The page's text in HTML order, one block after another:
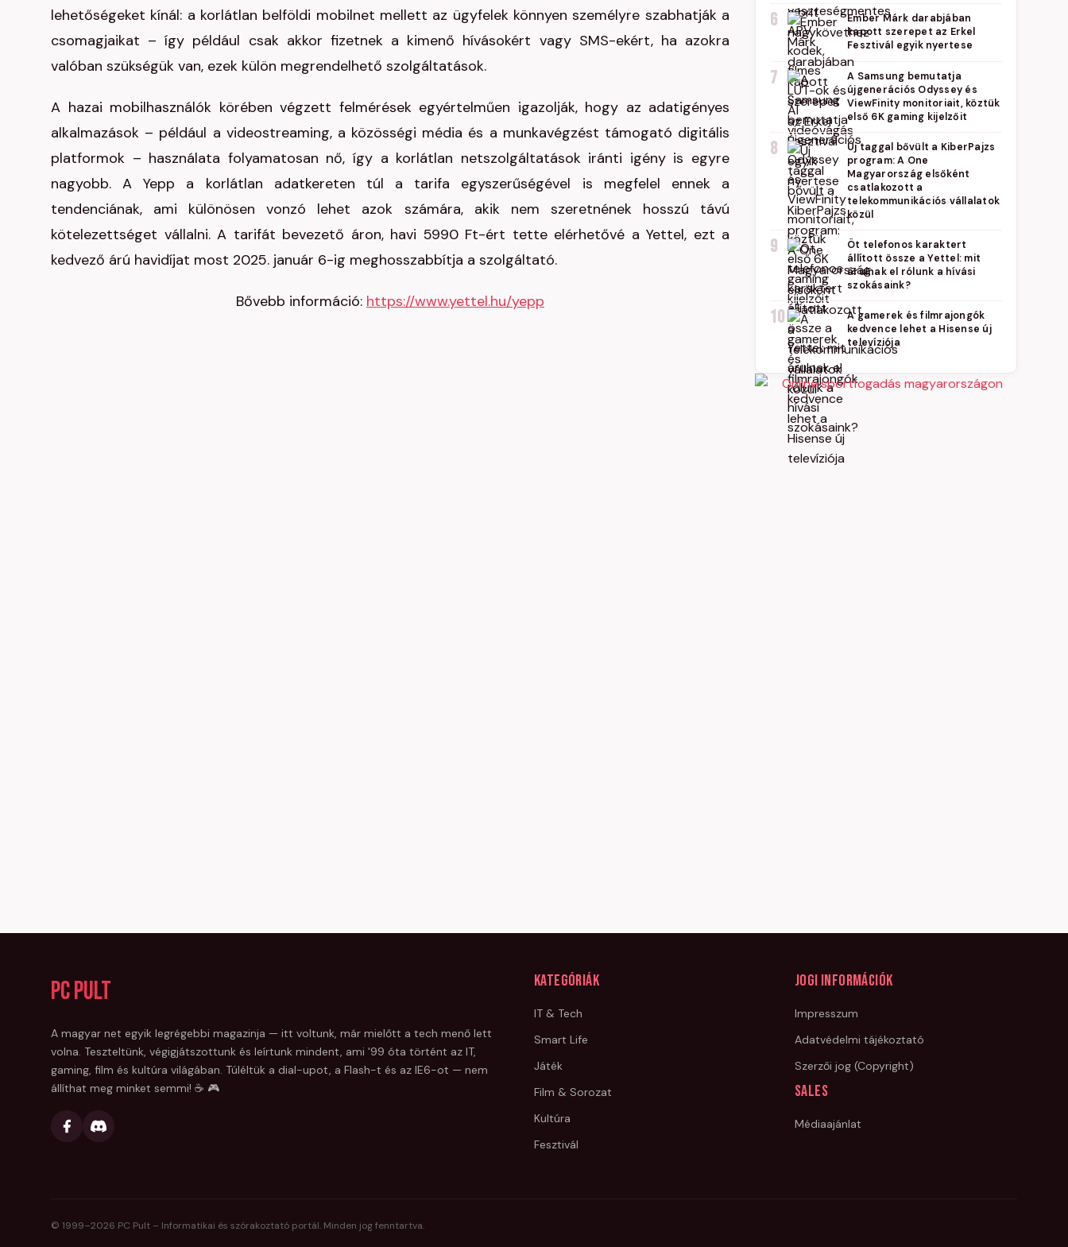
lehetőségeket kínál: a korlátlan belföldi mobilnet mellett az ügyfelek könnyen személyre szabhatják a
csomagjaikat – így például csak akkor fizetnek a kimenő hívásokért vagy SMS-ekért, ha azokra
valóban szükségük van, ezek külön megrendelhető szolgáltatások.
A hazai mobilhasználók körében végzett felmérések egyértelműen igazolják, hogy az adatigényes
alkalmazások – például a videostreaming, a közösségi média és a munkavégzést támogató digitális
platformok – használata folyamatosan nő, így a korlátlan netszolgáltatások iránti igény is egyre
nagyobb. A Yepp a korlátlan adatkereten túl a tarifa egyszerűségével is megfelel ennek a
tendenciának, ami különösen vonzó lehet azok számára, akik nem szeretnének hosszú távú
kötelezettséget vállalni. A tarifát bevezető áron, havi 5990 Ft-ért tette elérhetővé a Yettel, ezt a
kedvező árú havidíjat most 2025. január 6-ig meghosszabbítja a szolgáltató.
Bővebb információ: https://www.yettel.hu/yepp
6
Ember Márk darabjában
kapott szerepet az Erkel
Fesztivál egyik nyertese
7
A Samsung bemutatja
újgenerációs Odyssey és
ViewFinity monitoriait, köztük
első 6K gaming kijelzőit
8
Új taggal bővült a KiberPajzs
program: A One
Magyarország elsőként
csatlakozott a
telekommunikációs vállalatok
közül
9
Öt telefonos karaktert
állított össze a Yettel: mit
árulnak el rólunk a hívási
szokásaink?
10
A gamerek és filmrajongók
kedvence lehet a Hisense új
televíziója
PC Pult
A magyar net egyik legrégebbi magazinja — itt voltunk, már mielőtt a tech menő lett
volna. Teszteltünk, végigjátszottunk és leírtunk mindent, ami '99 óta történt az IT,
gaming, film és kultúra világában. Túléltük a dial-upot, a Flash-t és az IE6-ot — nem
állíthat meg minket semmi! ☕ 🎮
Kategóriák
IT & Tech
Smart Life
Játék
Film & Sorozat
Kultúra
Fesztivál
Jogi információk
Impresszum
Adatvédelmi tájékoztató
Szerzői jog (Copyright)
Sales
Médiaajánlat
© 1999–2026 PC Pult – Informatikai és szórakoztató portál. Minden jog fenntartva.